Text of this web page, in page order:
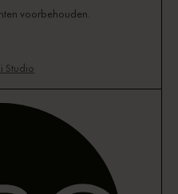
voorbehouden.
Studio